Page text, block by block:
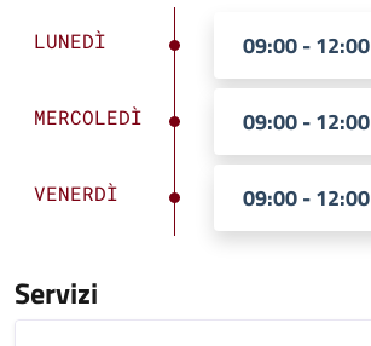
LUNEDÌ 09:00 - 12:00
MERCOLEDÌ 09:00 - 12:00
VENERDÌ 09:00 - 12:00
Servizi